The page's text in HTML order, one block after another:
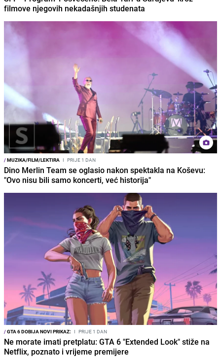
filmove njegovih nekadašnjih studenata
/MUZIKA/FILM/LEKTIRA I PRIJE 1 DAN
Dino Merlin Team se oglasio nakon spektakla na Koševu:
"Ovo nisu bili samo koncerti, već historija"
/GTA 6 DOBIJA NOVI PRIKAZ: I PRIJE 1 DAN
Ne morate imati pretplatu: GTA 6 "Extended Look" stiže na
Netflix, poznato i vrijeme premijere